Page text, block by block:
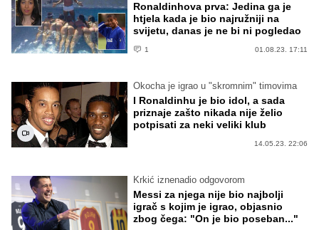
Ronaldinhova prva: Jedina ga je
htjela kada je bio najružniji na
svijetu, danas je ne bi ni pogledao
1 01.08.23. 17:11
Okocha je igrao u "skromnim" timovima
I Ronaldinhu je bio idol, a sada
priznaje zašto nikada nije želio
potpisati za neki veliki klub
14.05.23. 22:06
Krkić iznenadio odgovorom
Messi za njega nije bio najbolji
igrač s kojim je igrao, objasnio
zbog čega: "On je bio poseban..."